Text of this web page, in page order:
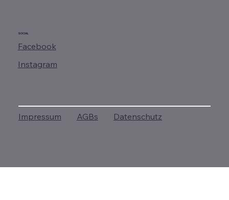
SOCIAL
Facebook
Instagram
AGBs
Impressum Datenschutz